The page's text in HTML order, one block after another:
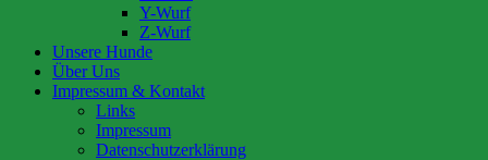
Y-Wurf
Z-Wurf
Unsere Hunde
Über Uns
Impressum & Kontakt
Links
Impressum
Datenschutzerklärung